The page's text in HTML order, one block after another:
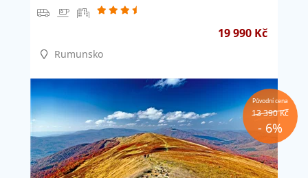
19 990 Kč
Rumunsko
Původní cena
13 390 Kč
- 6%